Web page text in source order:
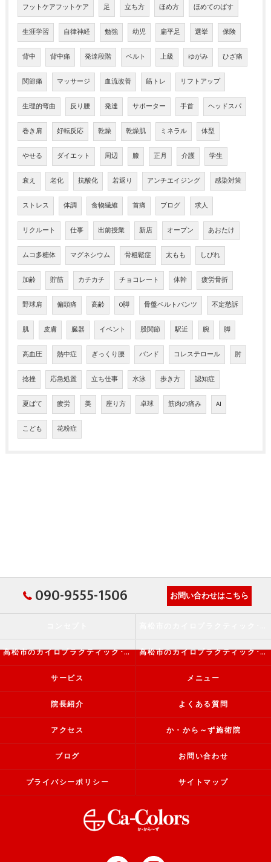
フットケアフットケア 足 立ち方 ほめ方 ほめてのばす
生涯学習 自律神経 勉強 幼児 扁平足 選挙 保険
背中 背中痛 発達段階 ベルト 上級 ゆがみ ひざ痛
関節痛 マッサージ 血流改善 筋トレ リフトアップ
生理的弯曲 反り腰 発達 サポーター 手首 ヘッドスパ
巻き肩 好転反応 乾燥 乾燥肌 ミネラル 体型
やせる ダイエット 周辺 膝 正月 介護 学生
衰え 老化 抗酸化 若返り アンチエイジング 感染対策
ストレス 体調 食物繊維 首痛 ブログ 求人
リクルート 仕事 出前授業 新店 オープン あおたけ
ムコ多糖体 マグネシウム 骨粗鬆症 太もも しびれ
加齢 貯筋 カチカチ チョコレート 体幹 疲労骨折
野球肩 偏頭痛 高齢 O脚 骨盤ベルトパンツ 不定愁訴
肌 皮膚 臓器 イベント 股関節 駅近 腕 脚
高血圧 熱中症 ぎっくり腰 バンド コレステロール 肘
捻挫 応急処置 立ち仕事 水泳 歩き方 認知症
夏ばて 疲労 美 座り方 卓球 筋肉の痛み AI
こども 花粉症
090-9555-1506 お問い合わせはこちら
高松市のカイロプラクティック･か・から～ず施術院の評判 高松市のカイロプラクティック･か・から～ず施術院のお客様の声
サービス メニュー
院長紹介 よくある質問
アクセス か・から～ず施術院
ブログ お問い合わせ
プライバシーポリシー サイトマップ